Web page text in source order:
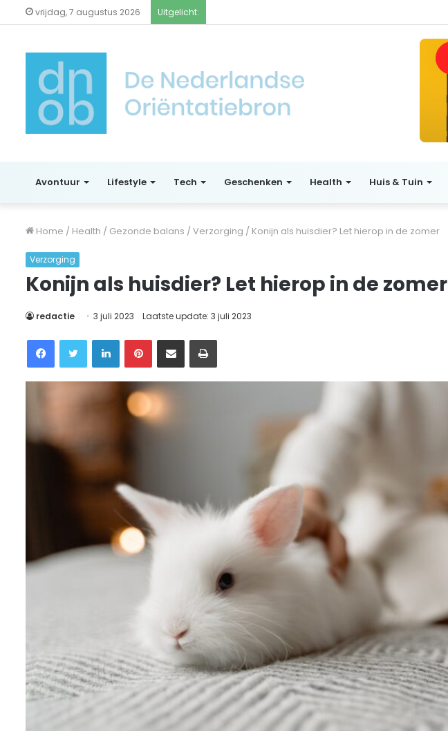
vrijdag, 7 augustus 2026 Uitgelicht:
Avontuur Lifestyle Tech Geschenken Health Huis & Tuin
Home / Health / Gezonde balans /Verzorging / Konijn als huisdier? Let hierop in de zomer
Verzorging
Konijn als huisdier? Let hierop in de zomer
redactie 3 juli 2023 Laatste update: 3 juli 2023
FacebookTwitter LinkedInPinterestDelen via Email Printen